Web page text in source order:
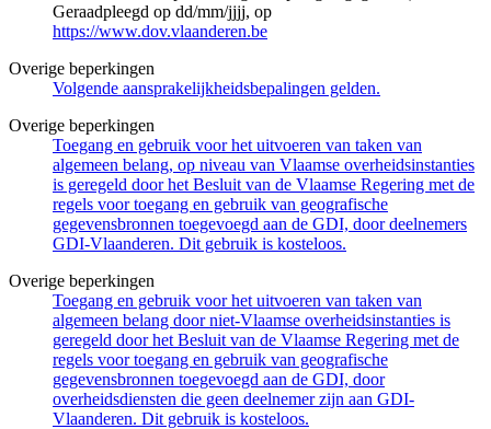
Geraadpleegd op dd/mm/jjjj, op
https://www.dov.vlaanderen.be
Overige beperkingen
Volgende aansprakelijkheidsbepalingen gelden.
Overige beperkingen
Toegang en gebruik voor het uitvoeren van taken van
algemeen belang, op niveau van Vlaamse overheidsinstanties
is geregeld door het Besluit van de Vlaamse Regering met de
regels voor toegang en gebruik van geografische
gegevensbronnen toegevoegd aan de GDI, door deelnemers
GDI-Vlaanderen. Dit gebruik is kosteloos.
Overige beperkingen
Toegang en gebruik voor het uitvoeren van taken van
algemeen belang door niet-Vlaamse overheidsinstanties is
geregeld door het Besluit van de Vlaamse Regering met de
regels voor toegang en gebruik van geografische
gegevensbronnen toegevoegd aan de GDI, door
overheidsdiensten die geen deelnemer zijn aan GDI-
Vlaanderen. Dit gebruik is kosteloos.